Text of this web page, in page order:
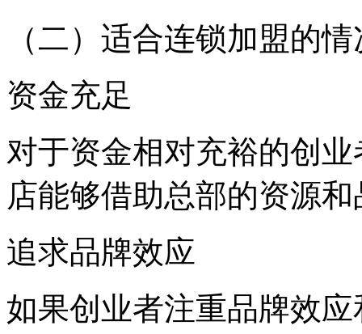
（二）适合连锁加盟的情
资金充足
对于资金相对充裕的创
店能够借助总部的资源
追求品牌效应
如果创业者注重品牌效